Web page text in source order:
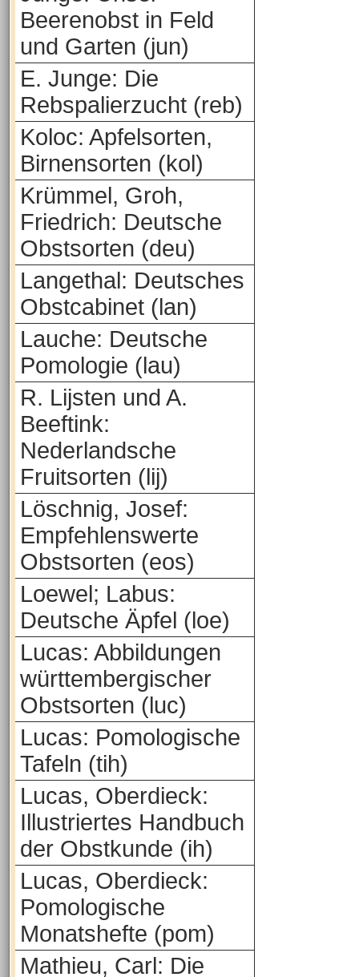
Beerenobst in Feld
und Garten (jun)
E. Junge: Die
Rebspalierzucht (reb)
Koloc: Apfelsorten,
Birnensorten (kol)
Krümmel, Groh,
Friedrich: Deutsche
Obstsorten (deu)
Langethal: Deutsches
Obstcabinet (lan)
Lauche: Deutsche
Pomologie (lau)
R. Lijsten und A.
Beeftink:
Nederlandsche
Fruitsorten (lij)
Löschnig, Josef:
Empfehlenswerte
Obstsorten (eos)
Loewel; Labus:
Deutsche Äpfel (loe)
Lucas: Abbildungen
württembergischer
Obstsorten (luc)
Lucas: Pomologische
Tafeln (tih)
Lucas, Oberdieck:
Illustriertes Handbuch
der Obstkunde (ih)
Lucas, Oberdieck:
Pomologische
Monatshefte (pom)
Mathieu, Carl: Die